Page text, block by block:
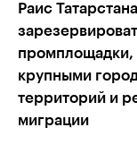
Раис
промплощадки,
крупными
территорий и
миграции